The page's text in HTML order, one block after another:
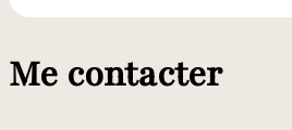
Me contacter